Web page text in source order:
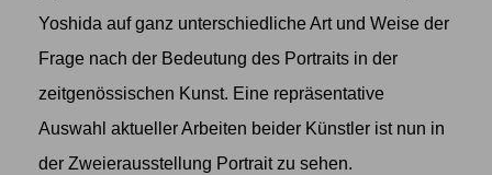
Yoshida auf ganz unterschiedliche Art und Weise der
Frage nach der Bedeutung des Portraits in der
zeitgenössischen Kunst. Eine repräsentative
Auswahl aktueller Arbeiten beider Künstler ist nun in
der Zweierausstellung Portrait zu sehen.